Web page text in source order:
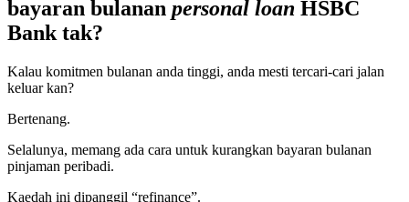
bayaran bulanan personal loan HSBC
Bank tak?
Kalau komitmen bulanan anda tinggi, anda mesti tercari-cari jalan
keluar kan?
Bertenang.
Selalunya, memang ada cara untuk kurangkan bayaran bulanan
pinjaman peribadi.
Kaedah ini dipanggil “refinance”.